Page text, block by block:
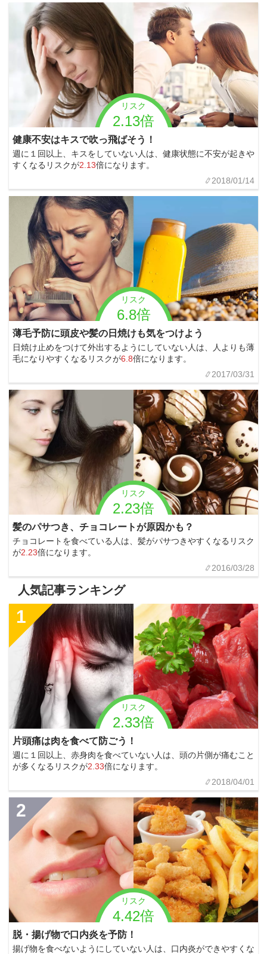
リスク
2.13倍
健康不安はキスで吹っ飛ばそう！
週に１回以上、キスをしていない人は、健康状態に不安が起きや
すくなるリスクが2.13倍になります。
2018/01/14
リスク
6.8倍
薄毛予防に頭皮や髪の日焼けも気をつけよう
日焼け止めをつけて外出するようにしていない人は、人よりも薄
毛になりやすくなるリスクが6.8倍になります。
2017/03/31
リスク
2.23倍
髪のパサつき、チョコレートが原因かも？
チョコレートを食べている人は、髪がパサつきやすくなるリスク
が2.23倍になります。
2016/03/28
人気記事ランキング
リスク
2.33倍
1
片頭痛は肉を食べて防ごう！
週に１回以上、赤身肉を食べていない人は、頭の片側が痛むこと
が多くなるリスクが2.33倍になります。
2018/04/01
リスク
4.42倍
2
脱・揚げ物で口内炎を予防！
揚げ物を食べないようにしていない人は、口内炎ができやすくな